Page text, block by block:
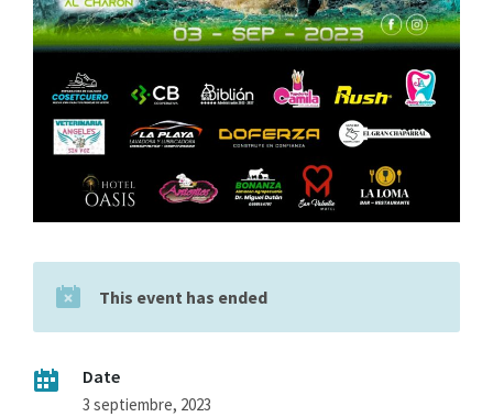
This event has ended
Date
3 septiembre, 2023